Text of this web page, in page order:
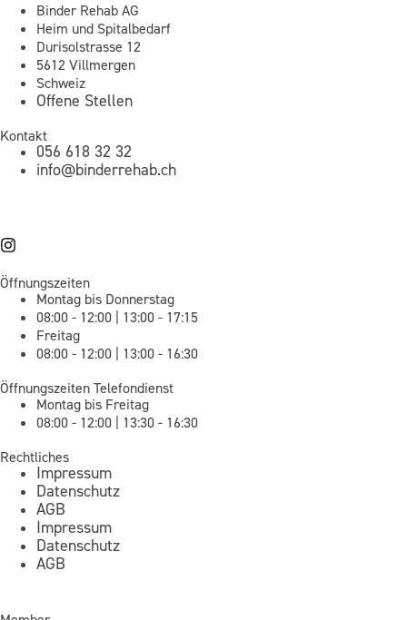
Binder Rehab AG
Heim und Spitalbedarf
Durisolstrasse 12
5612 Villmergen
Schweiz
Offene Stellen
Kontakt
056 618 32 32
info@binderrehab.ch
Öffnungszeiten
Montag bis Donnerstag
08:00 - 12:00 | 13:00 - 17:15
Freitag
08:00 - 12:00 | 13:00 - 16:30
Öffnungszeiten Telefondienst
Montag bis Freitag
08:00 - 12:00 | 13:30 - 16:30
Rechtliches
Impressum
Datenschutz
AGB
Impressum
Datenschutz
AGB